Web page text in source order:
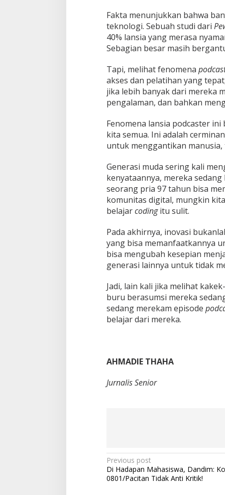
Fakta menunjukkan bahwa
teknologi. Sebuah studi dari
40% lansia yang merasa
Sebagian besar masih
Tapi, melihat fenomena
akses dan pelatihan yang
jika lebih banyak dari mereka
pengalaman, dan bahkan
Fenomena lansia podcaster
kita semua. Ini adalah
untuk menggantikan
Generasi muda sering kali
kenyataannya, mereka
seorang pria 97 tahun bisa
komunitas digital, mungkin
belajarcodingitu sulit.
Pada akhirnya, inovasi
yang bisa memanfaatkannya
bisa mengubah kesepian
generasi lainnya untuk tidak
Jadi, lain kali jika melihat
buru berasumsi mereka
sedang merekam episode
belajar dari mereka.
AHMADIE THAHA
Jurnalis Senior
P
o
Previous post
Di Hadapan Mahasiswa, Dandim:
0801/Pacitan Tidak Anti Kritik!